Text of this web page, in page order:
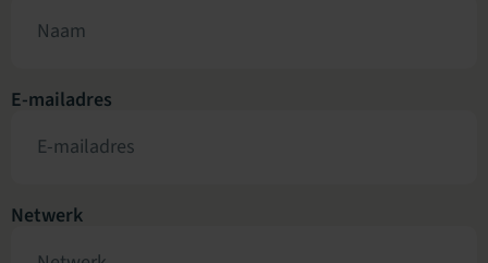
E-mailadres
Netwerk